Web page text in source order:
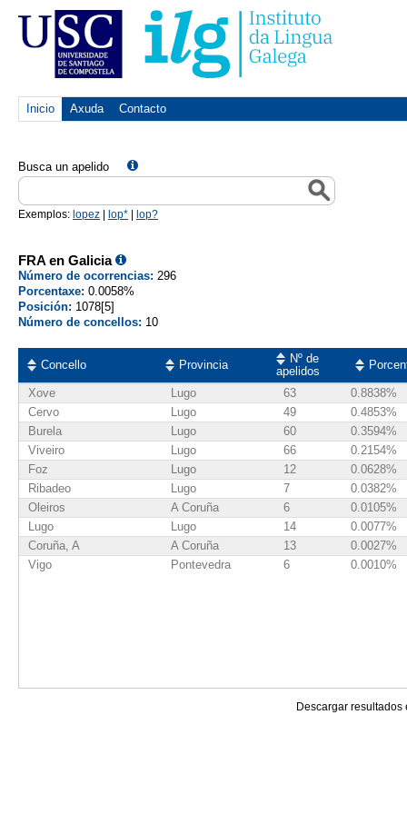
Inicio Axuda Contacto
Busca un apelido
Exemplos: lopez lop* lop?
FRA en Galicia
Número de ocorrencias: 296
Porcentaxe: 0.0058%
Posición: 1078[5]
Número de concellos: 10
Concello Provincia
Nº de
apelidos
Xove Lugo 63
0.8838%
Cervo
Lugo 49
0.4853%
Burela
Lugo 60
0.3594%
Viveiro
Lugo 66
0.2154%
Foz
Lugo 12
0.0628%
Ribadeo
Lugo 7
0.0382%
Oleiros
A Coruña 6
0.0105%
Lugo
Lugo 14
0.0077%
Coruña, A
A Coruña 13
0.0027%
Vigo
Pontevedra 6 0.0010%
Descargar resultados